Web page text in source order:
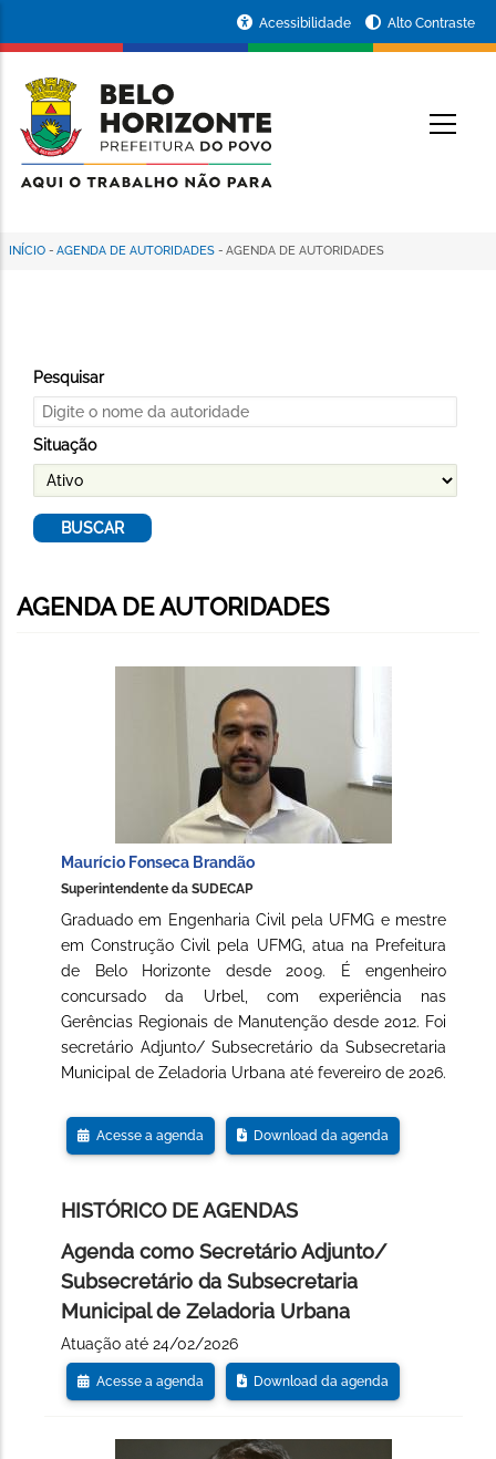
conteúdo
principal
da
Prefeitura
de
Horizonte
Acessibilidade Alto Contraste
Trilha
INÍCIO - AGENDA DE AUTORIDADES - AGENDA DE AUTORIDADES
Pesquisar
Situação
AGENDA DE AUTORIDADES
Maurício Fonseca Brandão
Superintendente da SUDECAP
Graduado em Engenharia Civil pela UFMG e mestre
em Construção Civil pela UFMG, atua na Prefeitura
de Belo Horizonte desde 2009. É engenheiro
concursado da Urbel, com experiência nas
Gerências Regionais de Manutenção desde 2012. Foi
secretário Adjunto/ Subsecretário da Subsecretaria
Municipal de Zeladoria Urbana até fevereiro de 2026.
Acesse a agenda Download da agenda
HISTÓRICO DE AGENDAS
Agenda como Secretário Adjunto/
Subsecretário da Subsecretaria
Municipal de Zeladoria Urbana
Atuação até 24/02/2026
Acesse a agenda Download da agenda